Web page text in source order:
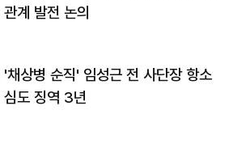
관계 발전 논의
'채상병 순직' 임성근 전 사단장 항소
심도 징역 3년